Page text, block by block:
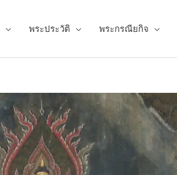
พระประวัติ พระกรณียกิจ